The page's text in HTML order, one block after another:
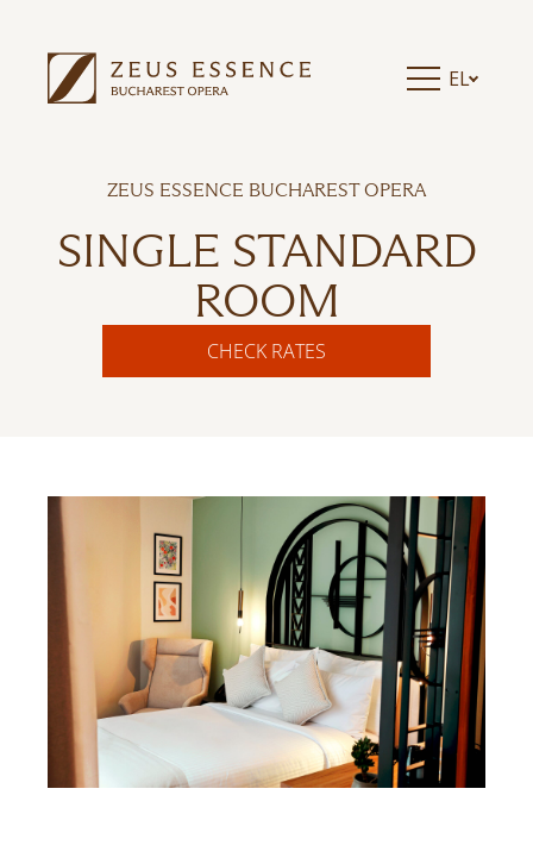
EL
ZEUS ESSENCE BUCHAREST OPERA
SINGLE STANDARD
ROOM
CHECK RATES